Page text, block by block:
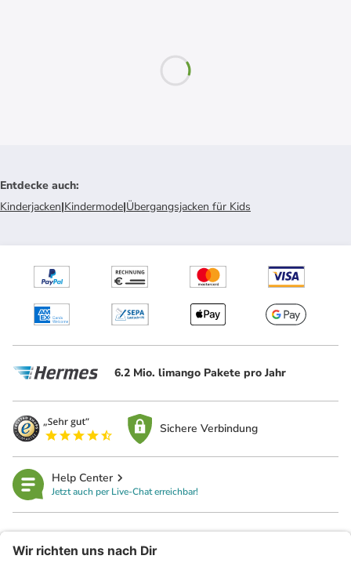
Entdecke auch:
Kinderjacken|Kindermode|Übergangsjacken für Kids
6.2 Mio. limango Pakete pro Jahr
Sichere Verbindung
Help Center
Jetzt auch per Live-Chat erreichbar!